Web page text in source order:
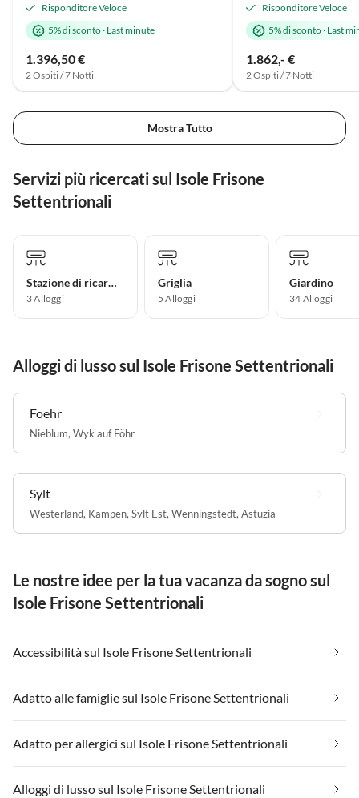
Risponditore Veloce
5% di sconto· Last minute
1.396,50 €
2 Ospiti / 7 Notti
Risponditore Veloce
5% di sconto· Last
1.862,- €
2 Ospiti / 7 Notti
Mostra Tutto
Servizi più ricercati sul Isole Frisone
Settentrionali
Stazione di ricarica per auto elettriche
3 Alloggi
Griglia
5 Alloggi
Giardino
34 Alloggi
Alloggi di lusso sul Isole Frisone Settentrionali
Foehr
Nieblum, Wyk auf Föhr
Sylt
Westerland, Kampen, Sylt Est, Wenningstedt, Astuzia
Le nostre idee per la tua vacanza da sogno sul
Isole Frisone Settentrionali
Accessibilità sul Isole Frisone Settentrionali
Adatto alle famiglie sul Isole Frisone Settentrionali
Adatto per allergici sul Isole Frisone Settentrionali
Alloggi di lusso sul Isole Frisone Settentrionali